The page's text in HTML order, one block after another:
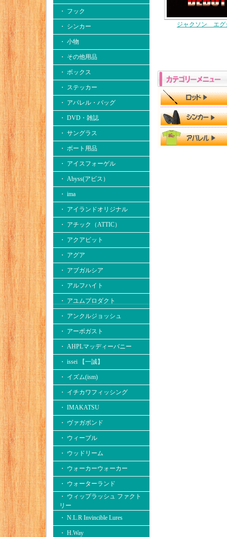
・ フック
・ シンカー
・ 小物
・ その他用品
・ ボックス
・ ステッカー
・ アパレル・バッグ
・ DVD・雑誌
・ サングラス
・ ボート用品
・ アイスフォーゲル
・ Abyss(アビス）
・ ima
・ アイランドオリジナル
・ アチック（ATTIC）
・ アクアビット
・ アグア
・ アブガルシア
・ アルフハイト
・ アユムプロダクト
・ アンクルジョッシュ
・ アーボガスト
・ AHPLマッディーバニー
・ issei 【一誠】
・ イズム(ism)
・ イチカワフィッシング
・ IMAKATSU
・ ヴァガボンド
・ ウィーブル
・ ウッドリーム
・ ウォーカーウォーカー
・ ウォーターランド
・ ウィップラッシュ ファクト
リー
・ N.L.R Invincible Lures
・ H.Way
ジャクソン エグ